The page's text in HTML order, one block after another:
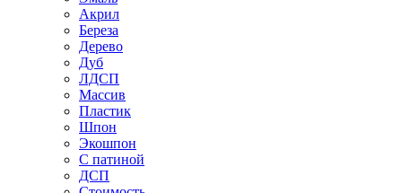
Акрил
Береза
Дерево
Дуб
ЛДСП
Массив
Пластик
Шпон
Экошпон
С патиной
ДСП